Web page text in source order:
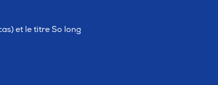
et le titre So long